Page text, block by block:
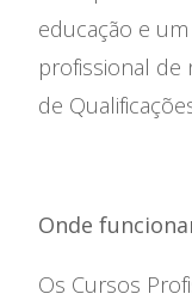
educação e
profissional de
de
Onde
Os Cursos